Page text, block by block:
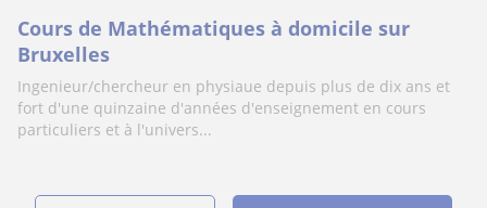
Cours de Mathématiques à domicile sur
Bruxelles
Ingenieur/chercheur en physiaue depuis plus de dix ans et
fort d'une quinzaine d'années d'enseignement en cours
particuliers et à l'univers...